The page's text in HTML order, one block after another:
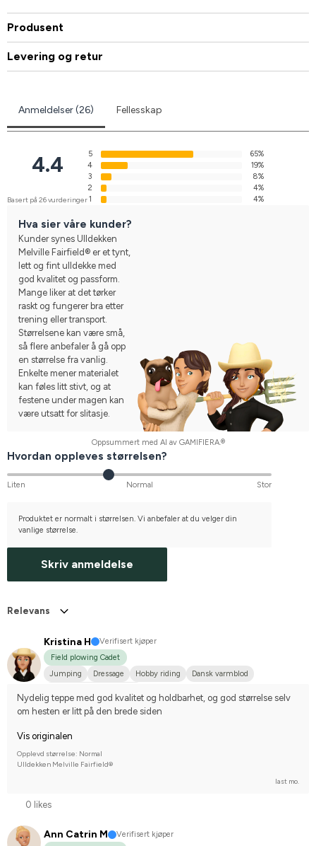
Produsent
Levering og retur
Anmeldelser (26) Fellesskap
4.4
Basert på 26 vurderinger
5
65%
4
19%
3
8%
2
4%
1
4%
Hva sier våre kunder?
Kunder synes Ulldekken
Melville Fairfield® er et tynt,
lett og fint ulldekke med
god kvalitet og passform.
Mange liker at det tørker
raskt og fungerer bra etter
trening eller transport.
Størrelsene kan være små,
så flere anbefaler å gå opp
en størrelse fra vanlig.
Enkelte mener materialet
kan føles litt stivt, og at
festene under magen kan
være utsatt for slitasje.
Oppsummert med AI av GAMIFIERA.®
Hvordan oppleves størrelsen?
Liten Normal Stor
Produktet er normalt i størrelsen. Vi anbefaler at du velger din
vanlige størrelse.
Skriv anmeldelse
Relevans
Kristina H
Verifisert kjøper
Field plowing Cadet
Jumping
Dressage Hobby riding
Dansk varmblod
Nydelig teppe med god kvalitet og holdbarhet, og god størrelse selv
om hesten er litt på den brede siden
Vis originalen
Opplevd størrelse: Normal
Ulldekken Melville Fairfield®
last mo.
0 likes
Ann Catrin M
Verifisert kjøper